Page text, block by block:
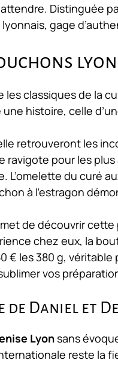
Distinguée
gage
les classiques de la
histoire, celle
retrouveront les
ravigote pour les
du curé
à l’estragon
de découvrir
chez eux, la
€ les 380 g,
vos
de Daniel et
Lyonsans
reste la